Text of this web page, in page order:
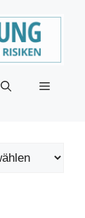
Menü